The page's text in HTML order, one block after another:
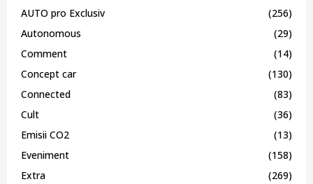
AUTO pro Exclusiv
(256)
Autonomous
(29)
Comment
(14)
Concept car
(130)
Connected
(83)
Cult
(36)
Emisii CO2
(13)
Eveniment
(158)
Extra
(269)